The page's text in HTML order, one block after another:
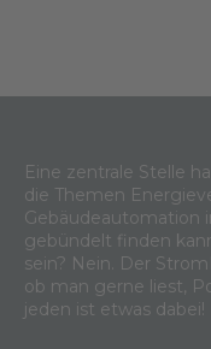
Eine zentrale Stelle
die Themen
Gebäudeautomation
gebündelt finden
sein? Nein. Der
ob man gerne liest,
jeden ist etwas dabei!